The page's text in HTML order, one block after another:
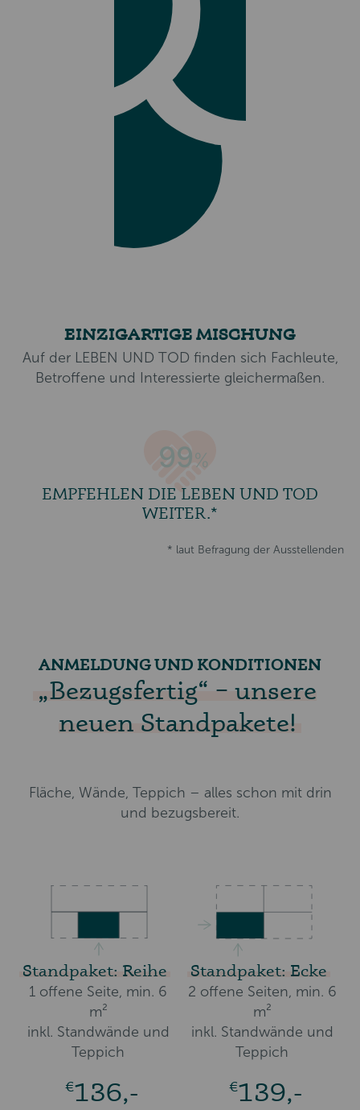
EINZIGARTIGE MISCHUNG
Auf der LEBEN UND TOD finden sich Fachleute,
Betroffene und Interessierte gleichermaßen.
99%
EMPFEHLEN DIE LEBEN UND TOD
WEITER.*
* laut Befragung der Ausstellenden
ANMELDUNG UND KONDITIONEN
„Bezugsfertig“ – unsere
neuen Standpakete!
Fläche, Wände, Teppich – alles schon mit drin
und bezugsbereit.
Standpaket: Reihe
1 offene Seite, min. 6
m²
inkl. Standwände und
Teppich
€136,-
Standpaket: Ecke
2 offene Seiten, min. 6
m²
inkl. Standwände und
Teppich
€139,-